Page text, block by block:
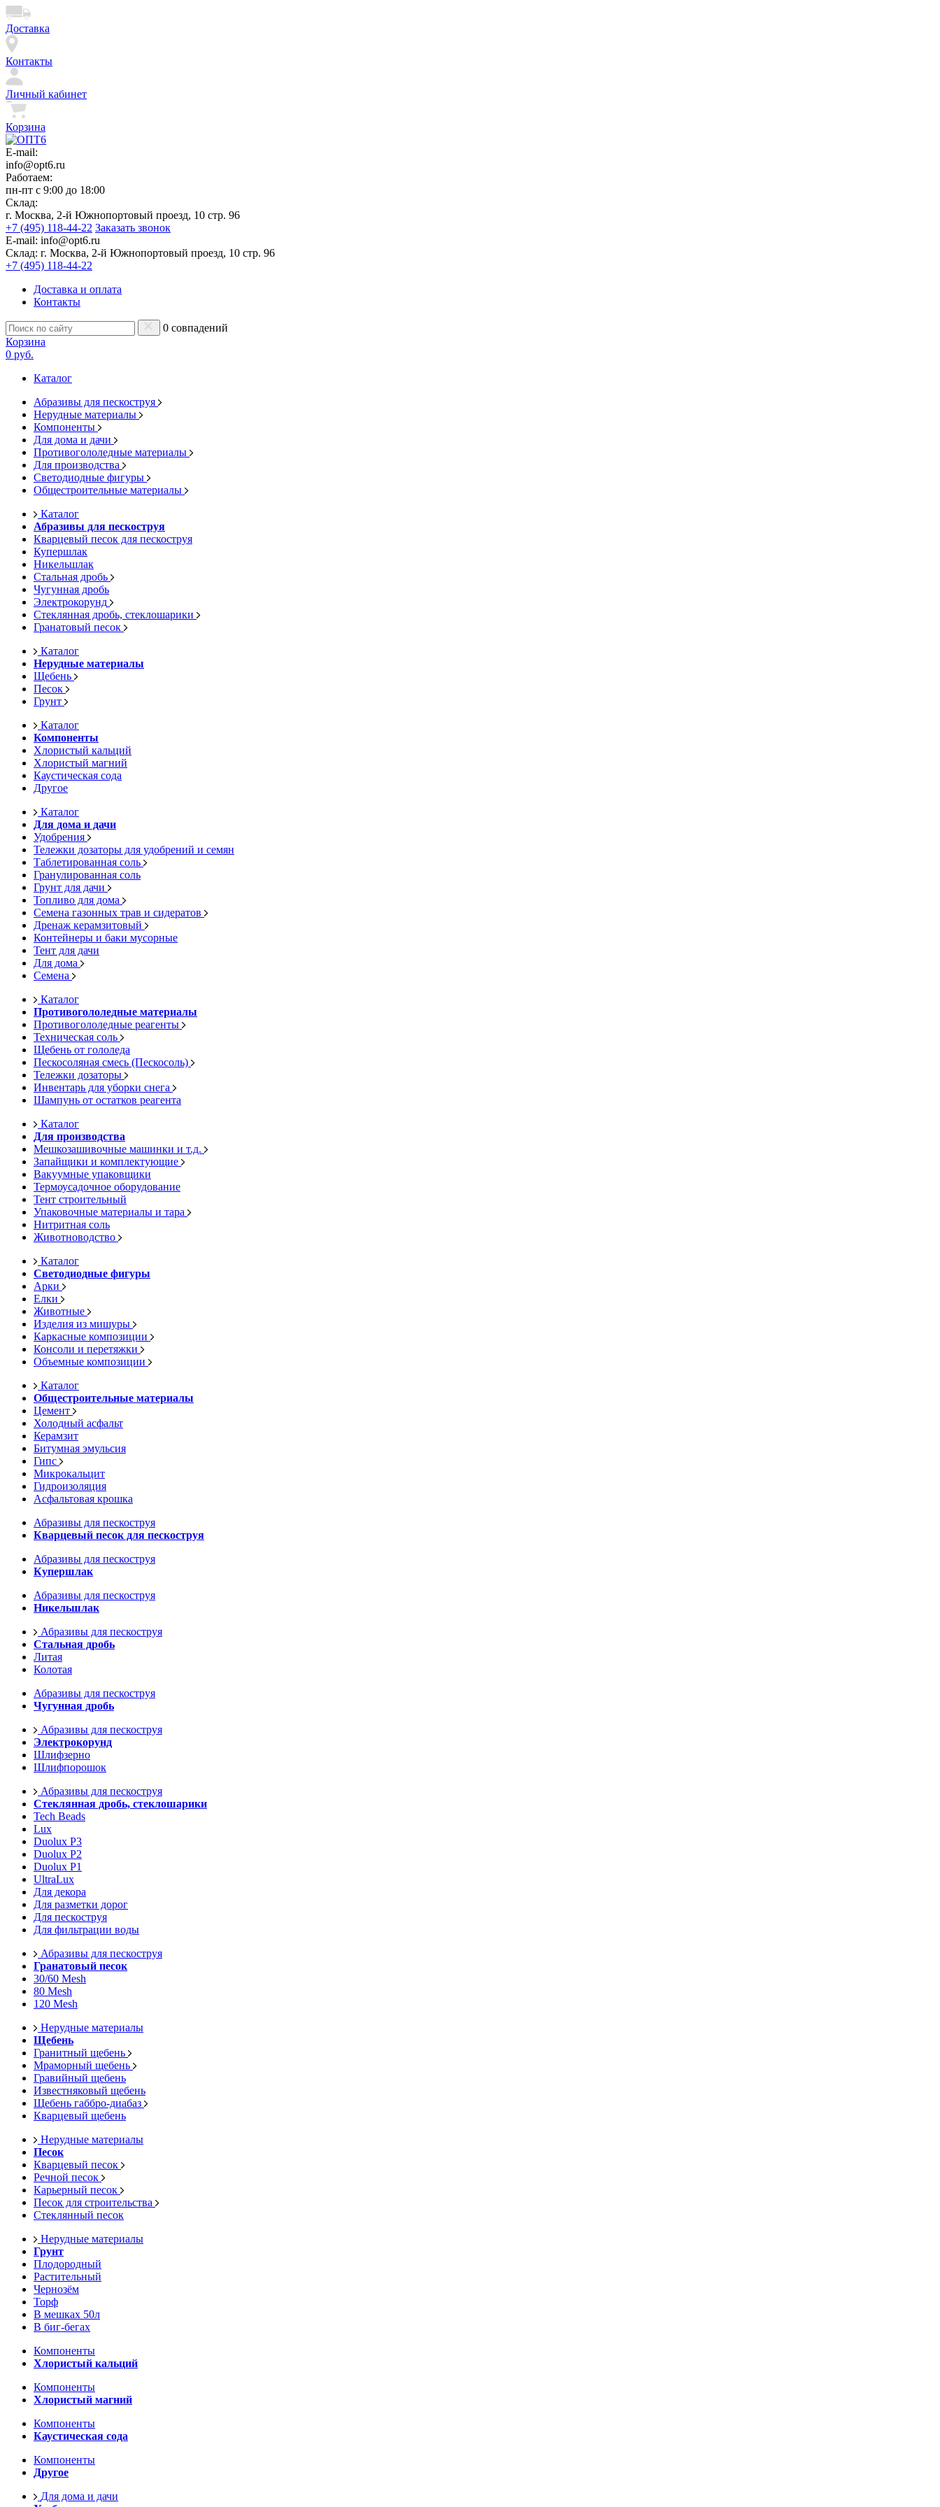
Доставка
Контакты
Личный кабинет
Корзина
E-mail:
info@opt6.ru
Работаем:
пн-пт с 9:00 до 18:00
Склад:
г. Москва, 2-й Южнопортовый проезд, 10 стр. 96
+7 (495) 118-44-22 Заказать звонок
E-mail: info@opt6.ru
Склад: г. Москва, 2-й Южнопортовый проезд, 10 стр. 96
+7 (495) 118-44-22
Доставка и оплата
Контакты
0 совпадений
Корзина
0 руб.
Каталог
Абразивы для пескоструя
Нерудные материалы
Компоненты
Для дома и дачи
Противогололедные материалы
Для производства
Светодиодные фигуры
Общестроительные материалы
Каталог
Абразивы для пескоструя
Кварцевый песок для пескоструя
Купершлак
Никельшлак
Стальная дробь
Чугунная дробь
Электрокорунд
Стеклянная дробь, стеклошарики
Гранатовый песок
Каталог
Нерудные материалы
Щебень
Песок
Грунт
Каталог
Компоненты
Хлористый кальций
Хлористый магний
Каустическая сода
Другое
Каталог
Для дома и дачи
Удобрения
Тележки дозаторы для удобрений и семян
Таблетированная соль
Гранулированная соль
Грунт для дачи
Топливо для дома
Семена газонных трав и сидератов
Дренаж керамзитовый
Контейнеры и баки мусорные
Тент для дачи
Для дома
Семена
Каталог
Противогололедные материалы
Противогололедные реагенты
Техническая соль
Щебень от гололеда
Пескосоляная смесь (Пескосоль)
Тележки дозаторы
Инвентарь для уборки снега
Шампунь от остатков реагента
Каталог
Для производства
Мешкозашивочные машинки и т.д.
Запайщики и комплектующие
Вакуумные упаковщики
Термоусадочное оборудование
Тент строительный
Упаковочные материалы и тара
Нитритная соль
Животноводство
Каталог
Светодиодные фигуры
Арки
Елки
Животные
Изделия из мишуры
Каркасные композиции
Консоли и перетяжки
Объемные композиции
Каталог
Общестроительные материалы
Цемент
Холодный асфальт
Керамзит
Битумная эмульсия
Гипс
Микрокальцит
Гидроизоляция
Асфальтовая крошка
Абразивы для пескоструя
Кварцевый песок для пескоструя
Абразивы для пескоструя
Купершлак
Абразивы для пескоструя
Никельшлак
Абразивы для пескоструя
Стальная дробь
Литая
Колотая
Абразивы для пескоструя
Чугунная дробь
Абразивы для пескоструя
Электрокорунд
Шлифзерно
Шлифпорошок
Абразивы для пескоструя
Стеклянная дробь, стеклошарики
Tech Beads
Lux
Duolux P3
Duolux P2
Duolux P1
UltraLux
Для декора
Для разметки дорог
Для пескоструя
Для фильтрации воды
Абразивы для пескоструя
Гранатовый песок
30/60 Mesh
80 Mesh
120 Mesh
Нерудные материалы
Щебень
Гранитный щебень
Мраморный щебень
Гравийный щебень
Известняковый щебень
Щебень габбро-диабаз
Кварцевый щебень
Нерудные материалы
Песок
Кварцевый песок
Речной песок
Карьерный песок
Песок для строительства
Стеклянный песок
Нерудные материалы
Грунт
Плодородный
Растительный
Чернозём
Торф
В мешках 50л
В биг-бегах
Компоненты
Хлористый кальций
Компоненты
Хлористый магний
Компоненты
Каустическая сода
Компоненты
Другое
Для дома и дачи